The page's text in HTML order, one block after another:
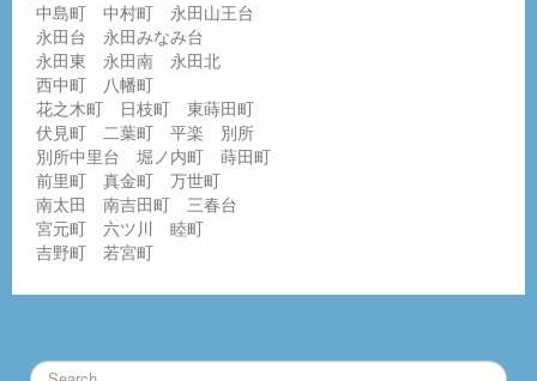
中島町 中村町 永田山王台
永田台 永田みなみ台
永田東 永田南 永田北
西中町 八幡町
花之木町 日枝町 東蒔田町
伏見町 二葉町 平楽 別所
別所中里台 堀ノ内町 蒔田町
前里町 真金町 万世町
南太田 南吉田町 三春台
宮元町 六ツ川 睦町
吉野町 若宮町